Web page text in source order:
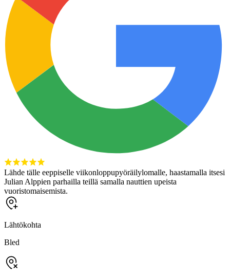
Lähde tälle eeppiselle viikonloppupyöräilylomalle, haastamalla itsesi
Julian Alppien parhailla teillä samalla nauttien upeista
vuoristomaisemista.
Lähtökohta
Bled